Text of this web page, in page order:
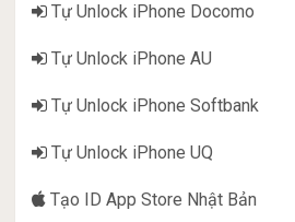
Tự Unlock iPhone Docomo
Tự Unlock iPhone AU
Tự Unlock iPhone Softbank
Tự Unlock iPhone UQ
Tạo ID App Store Nhật Bản